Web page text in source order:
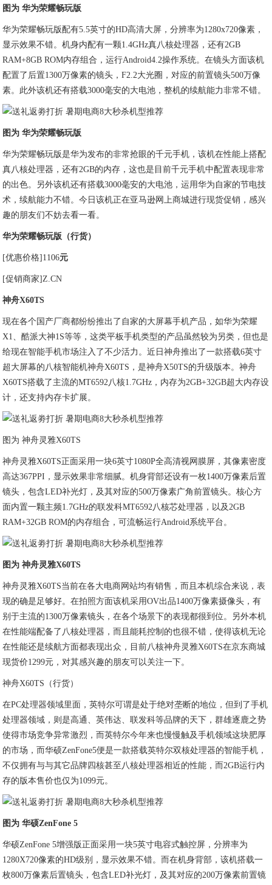
图为 华为荣耀畅玩版
华为荣耀畅玩版配有5.5英寸的HD高清大屏，分辨率为1280x720像素，
显示效果不错。机身内配有一颗1.4GHz真八核处理器，还有2GB
RAM+8GB ROM内存组合，运行Android4.2操作系统。在镜头方面该机
配置了后置1300万像素的镜头，F2.2大光圈，对应的前置镜头500万像
素。此外该机还有搭载3000毫安的大电池，整机的续航能力非常不错。
图为 华为荣耀畅玩版
华为荣耀畅玩版是华为发布的非常抢眼的千元手机，该机在性能上搭配
真八核处理器，还有2GB的内存，这也是目前千元手机中配置表现非常
的出色。另外该机还有搭载3000毫安的大电池，运用华为自家的节电技
术，续航能力不错。今日该机正在亚马逊网上商城进行现货促销，感兴
趣的朋友们不妨去看一看。
华为荣耀畅玩版（行货）
[优惠价格]1106元
[促销商家]Z.CN
神舟X60TS
现在各个国产厂商都纷纷推出了自家的大屏幕手机产品，如华为荣耀
X1、酷派大神1S等等，这类平板手机类型的产品虽然较为另类，但也是
给现在智能手机市场注入了不少活力。近日神舟推出了一款搭载6英寸
超大屏幕的八核智能机神舟X60TS，是神舟X50TS的升级版本。神舟
X60TS搭载了主流的MT6592八核1.7GHz，内存为2GB+32GB超大内存设
计，还支持内存卡扩展。
图为 神舟灵雅X60TS
神舟灵雅X60TS正面采用一块6英寸1080P全高清视网膜屏，其像素密度
高达367PPI，显示效果非常细腻。机身背部还设有一枚1400万像素后置
镜头，包含LED补光灯，及其对应的500万像素广角前置镜头。核心方
面内置一颗主频1.7GHz的联发科MT6592八核芯处理器，以及2GB
RAM+32GB ROM的内存组合，可流畅运行Android系统平台。
图为 神舟灵雅X60TS
神舟灵雅X60TS当前在各大电商网站均有销售，而且本机综合来说，表
现的确是足够好。在拍照方面该机采用OV出品1400万像素摄像头，有
别于主流的1300万像素镜头，在各个场景下的表现都很到位。另外本机
在性能端配备了八核处理器，而且能耗控制的也很不错，使得该机无论
在性能还是续航方面都表现出众，目前八核神舟灵雅X60TS在京东商城
现货价1299元，对其感兴趣的朋友可以关注一下。
神舟X60TS（行货）
在PC处理器领域里面，英特尔可谓是处于绝对垄断的地位，但到了手机
处理器领域，则是高通、英伟达、联发科等品牌的天下，群雄逐鹿之势
使得市场竞争异常激烈，而英特尔今年来也慢慢触及手机领域这块肥厚
的市场，而华硕ZenFone5便是一款搭载英特尔双核处理器的智能手机，
不仅拥有与与其它品牌四核甚至八核处理器相近的性能，而2GB运行内
存的版本售价也仅为1099元。
图为 华硕ZenFone 5
华硕ZenFone 5增强版正面采用一块5英寸电容式触控屏，分辨率为
1280X720像素的HD级别，显示效果不错。而在机身背部，该机搭载一
枚800万像素后置镜头，包含LED补光灯，及其对应的200万像素前置镜